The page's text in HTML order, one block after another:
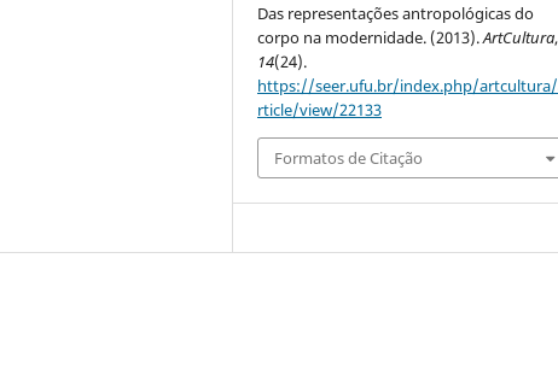
Das representações antropológicas do
corpo na modernidade. (2013).ArtCultura,
14(24).
https://seer.ufu.br/index.php/
rticle/view/22133
Formatos de Citação